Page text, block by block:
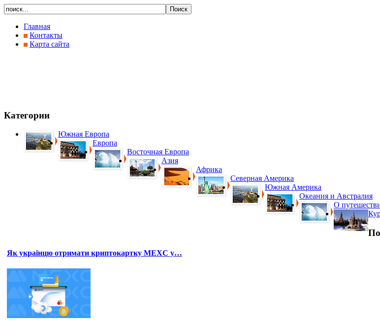
Главная
Контакты
Карта сайта
Категории
Южная Европа
Европа
Восточная Европа
Азия
Африка
Северная Америка
Южная Америка
Океания и Австралия
О
Як українцю отримати криптокартку MEXC у…